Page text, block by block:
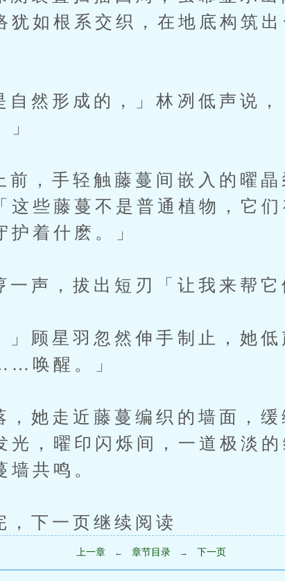
如根系交织，在地底构筑出
形成的，」林冽低声说，
手轻触藤蔓间嵌入的曜晶
这些藤蔓不是普通植物，它
护着什麽。」
，拔出短刃「让我来帮它
星羽忽然伸手制止，她低
唤醒。」
走近藤蔓编织的墙面，缓
光，曜印闪烁间，一道极淡的
墙共鸣。
一页继续阅读
上一章 ← 章节目录 → 下一页